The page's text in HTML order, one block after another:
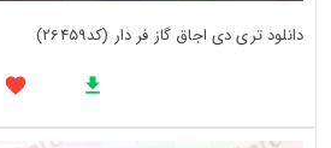
دانلود تری دی اجاق گاز فر دار (کد26459)